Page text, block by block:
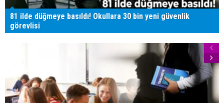
81 ilde düğmeye basıldı! Okullara 30 bin yeni güvenlik
görevlisi